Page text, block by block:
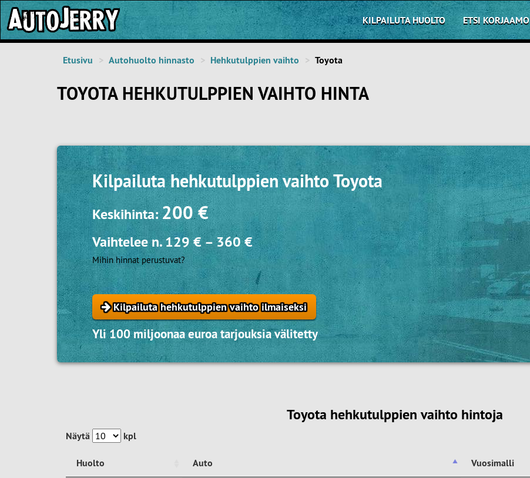
KILPAILUTA HUOLTO ETSI KORJAAMO
Etusivu Autohuolto hinnasto Hehkutulppien vaihto Toyota
TOYOTA HEHKUTULPPIEN VAIHTO HINTA
Kilpailutahehkutulppien vaihto Toyota
Keskihinta:200 €
Vaihtelee n.129 €–360 €
Mihin hinnat perustuvat?
Kilpailuta hehkutulppien vaihto ilmaiseksi
Yli 100 miljoonaa euroa tarjouksia välitetty
Toyota hehkutulppien vaihto hintoja
Näytä kpl
Huolto Auto Vuosimalli